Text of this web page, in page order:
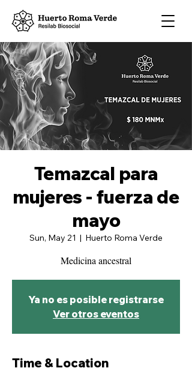
Temazcal para
mujeres - fuerza de
mayo
Sun, May 21
  |
Huerto Roma Verde
Medicina ancestral
Ya no es posible registrarse
Ver otros eventos
Time & Location